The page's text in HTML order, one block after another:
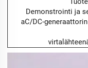
Demonstrointi ja
aC/DC-